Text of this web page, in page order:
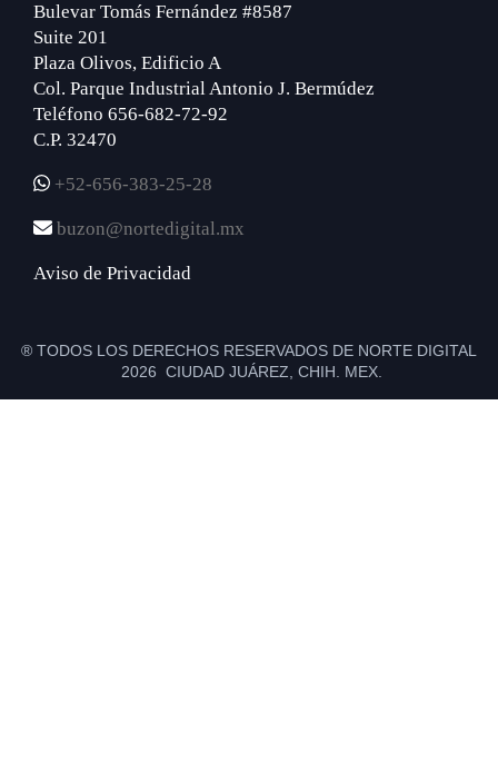
Bulevar Tomás Fernández #8587
Suite 201
Plaza Olivos, Edificio A
Col. Parque Industrial Antonio J. Bermúdez
Teléfono 656-682-72-92
C.P. 32470
+52-656-383-25-28
buzon@nortedigital.mx
Aviso de Privacidad
® TODOS LOS DERECHOS RESERVADOS DE NORTE DIGITAL
2026 CIUDAD JUÁREZ, CHIH. MEX.